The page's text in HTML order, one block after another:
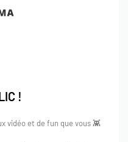
!
vidéo et de fun que vous 👾